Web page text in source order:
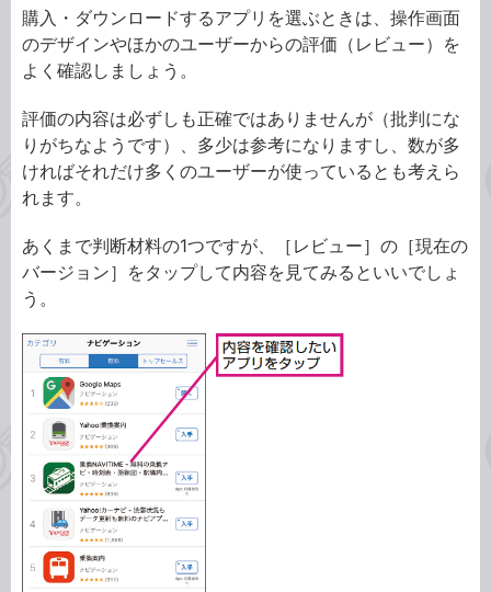
購入・ダウンロードするアプリを選ぶときは、操作画面
のデザインやほかのユーザーからの評価（レビュー）を
よく確認しましょう。
評価の内容は必ずしも正確ではありませんが（批判にな
りがちなようです）、多少は参考になりますし、数が多
ければそれだけ多くのユーザーが使っているとも考えら
れます。
あくまで判断材料の1つですが、［レビュー］の［現在の
バージョン］をタップして内容を見てみるといいでしょ
う。